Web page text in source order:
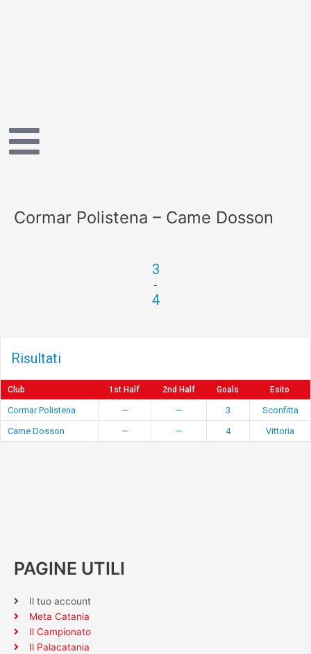
Cormar Polistena – Came Dosson
3
-
4
Risultati
Club 1st Half 2nd Half Goals Esito
Cormar Polistena — — 3
Sconfitta
Came Dosson
— — 4 Vittoria
PAGINE UTILI
Il tuo account
Meta Catania
Il Campionato
Il Palacatania